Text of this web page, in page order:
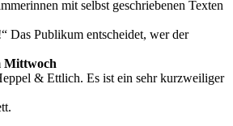
mit selbst geschriebenen Texten
Das Publikum entscheidet, wer der
Mittwoch
& Ettlich. Es ist ein sehr kurzweiliger